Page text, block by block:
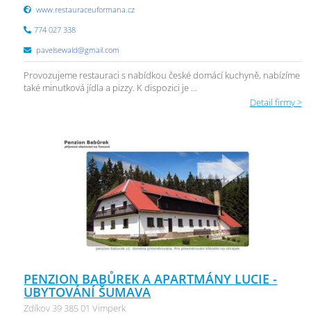
www.restauraceuformana.cz
774 027 338
pavelsewald@gmail.com
Provozujeme restauraci s nabídkou české domácí kuchyně, nabízíme
také minutková jídla a pizzy. K dispozici je ...
Detail firmy >
PENZION BABŮREK A APARTMÁNY LUCIE -
UBYTOVÁNÍ ŠUMAVA
Zdíkov 39 385 01 Vimperk